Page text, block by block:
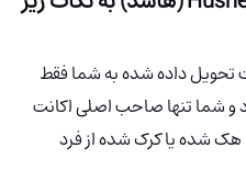
تحویل داده شده به شما فقط
شما تنها صاحب اصلی اکانت
هک شده یا کرک شده از فرد